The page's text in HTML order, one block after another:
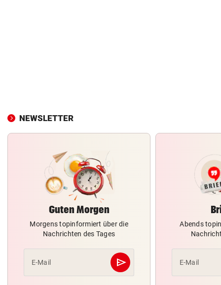
NEWSLETTER
Guten Morgen
Morgens topinformiert über die
Nachrichten des Tages
E-Mail send
Abschicken
Abends
E-Mail